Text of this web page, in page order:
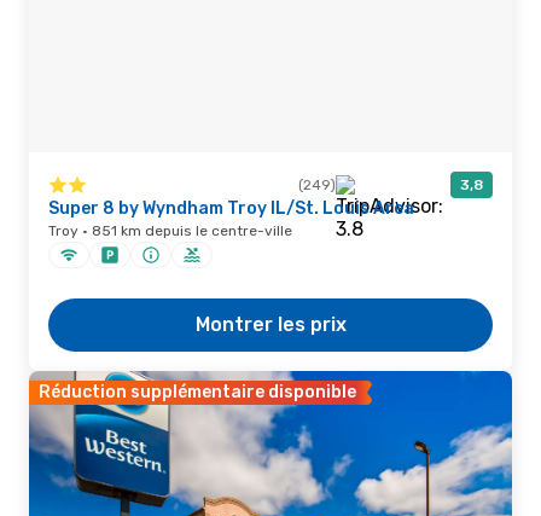
(249) 3,8
Super 8 by Wyndham Troy IL/St. Louis Area
Troy · 851 km depuis le centre-ville
Montrer les prix
Réduction supplémentaire disponible